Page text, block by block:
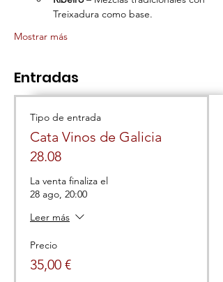
Treixadura como base.
Mostrar más
Entradas
Tipo de entrada
Cata Vinos de Galicia
28.08
La venta finaliza el
28 ago, 20:00
Leer más
Precio
35,00 €